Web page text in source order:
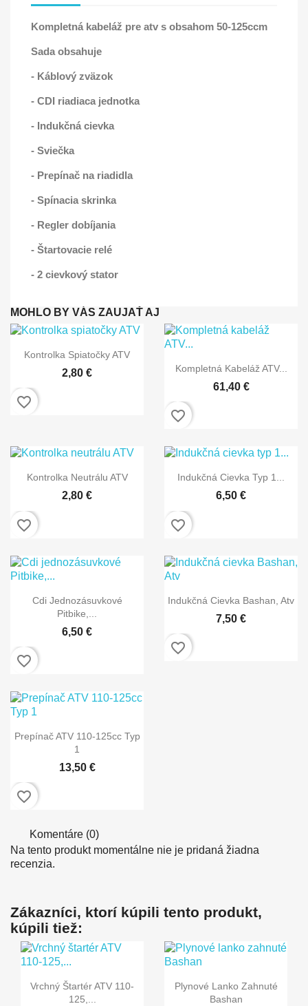
Kompletná kabeláž pre atv s obsahom 50-125ccm
Sada obsahuje
- Káblový zväzok
- CDI riadiaca jednotka
- Indukčná cievka
- Sviečka
- Prepínač na riadidla
- Spínacia skrinka
- Regler dobíjania
- Štartovacie relé
- 2 cievkový stator
MOHLO BY VÁS ZAUJAŤ AJ
Rýchly náhľad
Kontrolka Spiatočky ATV
2,80 €
favorite_border
Rýchly náhľad
Kompletná Kabeláž ATV...
61,40 €
favorite_border
Rýchly náhľad
Kontrolka Neutrálu ATV
2,80 €
favorite_border
Rýchly náhľad
Indukčná Cievka Typ 1...
6,50 €
favorite_border
 Rýchly náhľad
Cdi Jednozásuvkové
Pitbike,...
6,50 €
favorite_border
Rýchly náhľad
Indukčná Cievka Bashan, Atv
7,50 €
favorite_border
Rýchly náhľad
Prepínač ATV 110-125cc Typ
1
13,50 €
favorite_border
Komentáre (0)
Na tento produkt momentálne nie je pridaná žiadna
recenzia.
Zákazníci, ktorí kúpili tento produkt,
kúpili tiež:
Rýchly náhľad
Vrchný Štartér ATV 110-
125,...
Rýchly náhľad
Plynové Lanko Zahnuté
Bashan